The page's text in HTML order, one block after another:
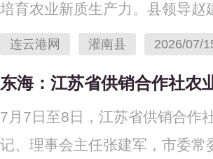
培育农业新质生产力。县领导赵
连云港网 灌南县 2026/07/
东海：江苏省供销合作社农
7月7日至8日，江苏省供销合作
记、理事会主任张建军，市委